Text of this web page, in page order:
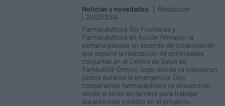
Noticias y novedades
Redacción
21/02/2014
Farmacéuticos Sin Fronteras y
Farmacéuticos en Acción firmaron la
semana pasada un acuerdo de colaboración
que supone la realización de actividades
conjuntas en el Centro de Salud de
Tambulilid-Ormoc, lugar donde ya trabajaron
juntos durante la emergencia. Dos
cooperantes farmacéuticos se encuentran
desde el lunes en terreno para trabajar
durante mes y medio en el proyecto.